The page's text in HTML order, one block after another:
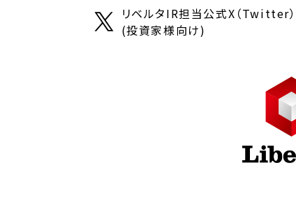
リベルタIR担当公式X（Twitter）
(投資家様向け)